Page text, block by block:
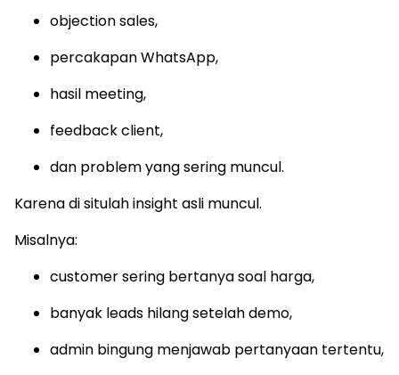
objection sales,
percakapan WhatsApp,
hasil meeting,
feedback client,
dan problem yang sering muncul.
Karena di situlah insight asli muncul.
Misalnya:
customer sering bertanya soal harga,
banyak leads hilang setelah demo,
admin bingung menjawab pertanyaan tertentu,